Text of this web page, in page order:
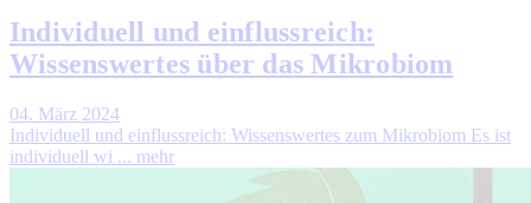
Individuell und einflussreich:
Wissenswertes über das Mikrobiom
04. März 2024
Individuell und einflussreich: Wissenswertes zum Mikrobiom Es ist
individuell wi ... mehr